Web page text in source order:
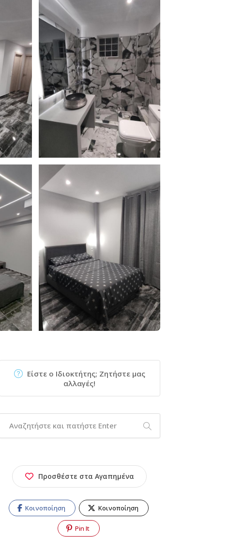
Είστε ο Ιδιοκτήτης; Ζητήστε μας
αλλαγές!
Προσθέστε στα Αγαπημένα
Κοινοποίηση Κοινοποίηση
Pin It